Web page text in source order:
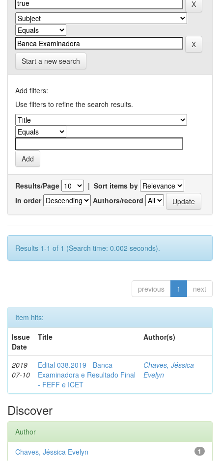
Start a new search
Add filters:
Use filters to refine the search results.
Results/Page | Sort items by
In order
Authors/record
Results 1-1 of 1 (Search time: 0.002 seconds).
previous 1 next
Item hits:
Issue
Date
Title Author(s)
2019-
07-10
Edital 038.2019 - Banca
Examinadora e Resultado Final
- FEFF e ICET
Chaves, Jéssica
Evelyn
Discover
Author
1
Chaves, Jéssica Evelyn